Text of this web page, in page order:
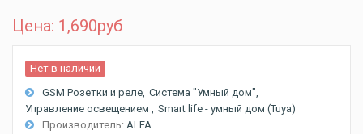
Цена: 1,690руб
Нет в наличии
GSM Розетки и реле Система "Умный дом"
Управление освещением
Smart life - умный дом (Tuya)
Производитель: ALFA